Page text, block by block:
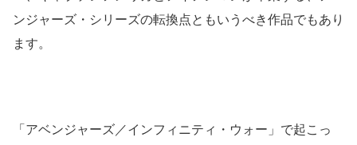
ンジャーズ・シリーズの転換点ともいうべき作品でもあり
ます。
「アベンジャーズ／インフィニティ・ウォー」で起こっ